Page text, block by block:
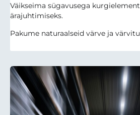
Väikseima sügavusega
ärajuhtimiseks.
Pakume naturaalseid värve ja